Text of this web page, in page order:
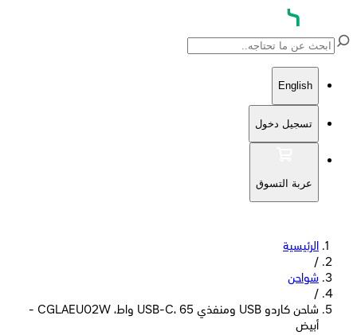
English
تسجيل دخول
عربة التسوق
الرئيسية
/
شواحن
/
شاحن كاردو USB ومنفذي USB-C، 65 واط، CGLAEU02W -
أبيض